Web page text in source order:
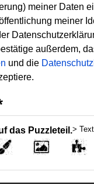
meiner Daten
meiner
außerdem,
und die
das Puzzleteil.>